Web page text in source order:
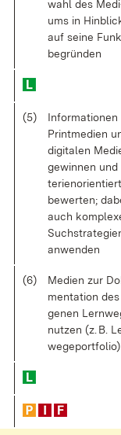
wahl des
ums in
auf sei­ne
be­grün­den
(5)
In­for­ma­tio­nen
Print­me­di­en
di­gi­ta­len
ge­win­nen
te­ri­en­ori­en­tiert
be­wer­ten;
auch
an­wen­den
(6)
Me­di­en zur
men­ta­ti­on
ge­nen
nut­zen (z. B.
we­ge­port­fo­lio)